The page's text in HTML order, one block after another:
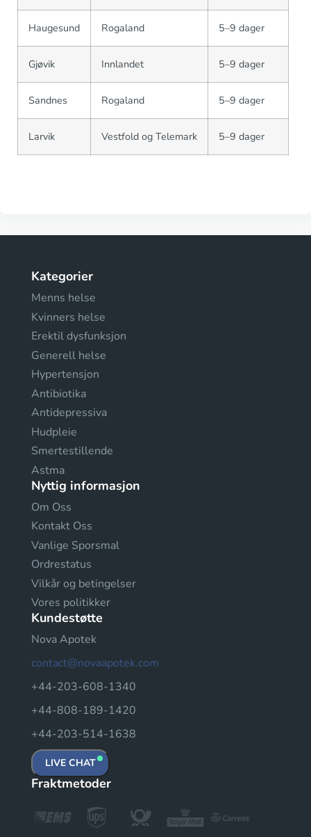
Haugesund Rogaland 5–9 dager
Gjøvik Innlandet 5–9 dager
Sandnes Rogaland 5–9 dager
Larvik Vestfold og Telemark 5–9 dager
Kategorier
Menns helse
Kvinners helse
Erektil dysfunksjon
Generell helse
Hypertensjon
Antibiotika
Antidepressiva
Hudpleie
Smertestillende
Astma
Nyttig informasjon
Om Oss
Kontakt Oss
Vanlige Sporsmal
Ordrestatus
Vilkår og betingelser
Vores politikker
Kundestøtte
Nova Apotek
contact@novaapotek.com
+44-203-608-1340
+44-808-189-1420
+44-203-514-1638
LIVE CHAT
Fraktmetoder